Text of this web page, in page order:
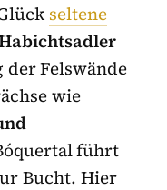
seltene
der Felswände
wie
führt
Bucht. Hier